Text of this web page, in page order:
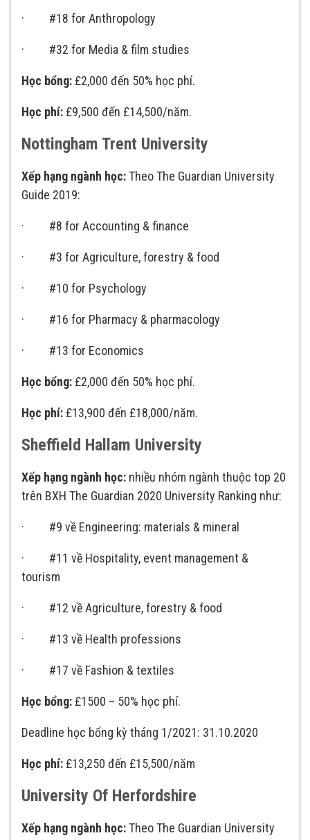
· #18 for Anthropology
· #32 for Media & film studies
Học bổng: £2,000 đến 50% học phí.
Học phí: £9,500 đến £14,500/năm.
Nottingham Trent University
Xếp hạng ngành học:Theo The Guardian University
Guide 2019:
· #8 for Accounting & finance
· #3 for Agriculture, forestry & food
· #10 for Psychology
· #16 for Pharmacy & pharmacology
· #13 for Economics
Học bổng: £2,000 đến 50% học phí.
Học phí: £13,900 đến £18,000/năm.
Sheffield Hallam University
Xếp hạng ngành học: nhiều nhóm ngành thuộc top 20
trên BXH The Guardian 2020 University Ranking như:
· #9 về Engineering: materials & mineral
· #11 về Hospitality, event management &
tourism
· #12 về Agriculture, forestry & food
· #13 về Health professions
· #17 về Fashion & textiles
Học bổng: £1500 – 50% học phí.
Deadline học bổng kỳ tháng 1/2021: 31.10.2020
Học phí: £13,250 đến £15,500/năm
University Of Herfordshire
Xếp hạng ngành học:Theo The Guardian University